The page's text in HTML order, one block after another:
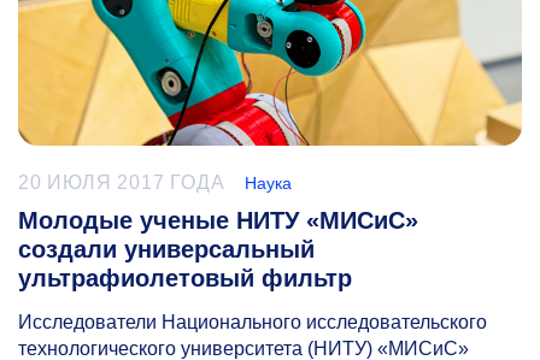
20 ИЮЛЯ 2017 ГОДА Наука
Молодые ученые НИТУ «МИСиС»
создали универсальный
ультрафиолетовый фильтр
Исследователи Национального исследовательского
технологического университета (НИТУ) «МИСиС»